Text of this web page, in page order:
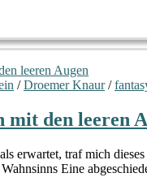
/Droemer Knaur/
mit den leeren
erwartet, traf mich
Eine